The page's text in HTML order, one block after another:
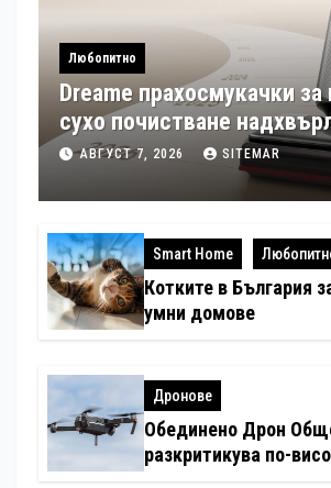
Любопитно
Dreame прахосмукачки
сухо почистване
патентни заявки в
АВГУСТ 7, 2026 SITEMAR
Smart Home
Котките в България
умни домове
Дронове
Обединено Дрон
разкритикува по-